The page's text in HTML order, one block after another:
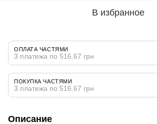
В избранное
ОПЛАТА ЧАСТЯМИ
3 платежа по 516.67 грн
ПОКУПКА ЧАСТЯМИ
3 платежа по 516.67 грн
Описание